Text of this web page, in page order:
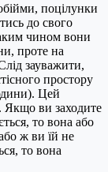
поцілунки
до свого
чином вони
проте на
зауважити,
простору
Цей
Якщо ви заходите
то вона або
ж ви їй не
то вона